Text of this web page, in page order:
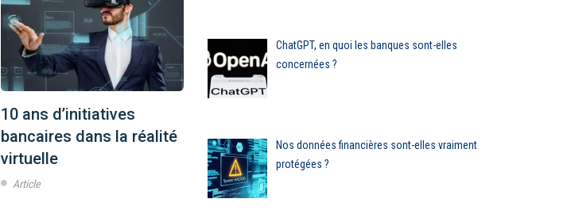
10 ans d’initiatives
bancaires dans la réalité
virtuelle
Article
les banques rattrapées
par la crise
Actualités
moyen de paiement ?
ChatGPT, en quoi les banques sont-elles
concernées ?
Nos données financières sont-elles vraiment
protégées ?